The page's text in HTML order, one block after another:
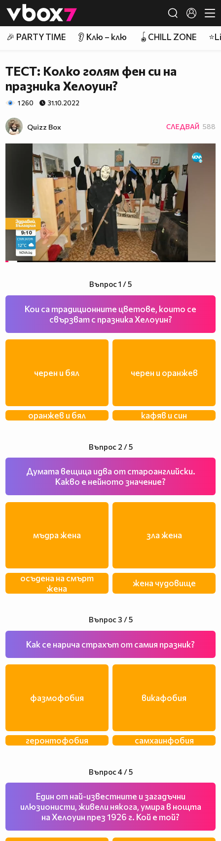
👾
🎉 PARTY TIME 👂 Клю – клю 🪀CHILL ZONE
ТЕСТ: Колко голям фен си на
празника Хелоуин?
1 260 31.10.2022
Quizz Box СЛЕДВАЙ 588
Въпрос 1 / 5
Кои са традиционните цветове, които се
свързват с празника Хелоуин?
черен и бял черен и оранжев
оранжев и бял кафяв и син
Въпрос 2 / 5
Думата вещица идва от староанглийски.
Какво е нейното значение?
мъдра жена зла жена
осъдена на смърт
жена
жена чудовище
Въпрос 3 / 5
Как се нарича страхът от самия празник?
фазмофобия викафобия
геронтофобия самхаинфобия
Въпрос 4 / 5
Един от най-известните и загадъчни
илюзионисти, живели някога, умира в нощта
на Хелоуин през 1926 г. Кой е той?